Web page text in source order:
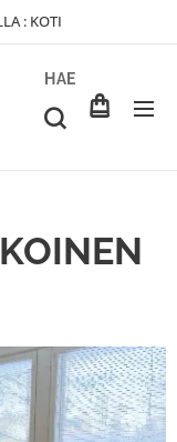
: KOTI
HAE